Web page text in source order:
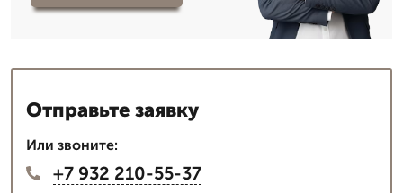
Отправьте заявку
Или звоните:
+7 932 210-55-37